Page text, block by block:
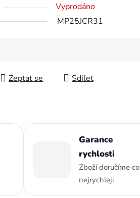
Vyprodáno
MP25JCR31
Zeptat se Sdílet
Garance
rychlosti
Zboží doručíme co
nejrychleji